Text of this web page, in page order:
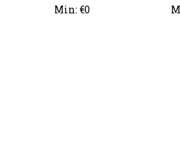
Min: €0